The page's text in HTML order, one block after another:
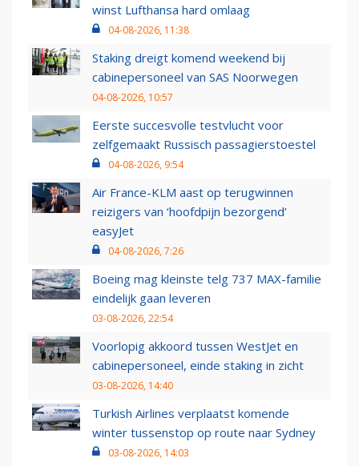
winst Lufthansa hard omlaag
04-08-2026, 11:38
Staking dreigt komend weekend bij
cabinepersoneel van SAS Noorwegen
04-08-2026, 10:57
Eerste succesvolle testvlucht voor
zelfgemaakt Russisch passagierstoestel
04-08-2026, 9:54
Air France-KLM aast op terugwinnen
reizigers van ‘hoofdpijn bezorgend’
easyJet
04-08-2026, 7:26
Boeing mag kleinste telg 737 MAX-familie
eindelijk gaan leveren
03-08-2026, 22:54
Voorlopig akkoord tussen WestJet en
cabinepersoneel, einde staking in zicht
03-08-2026, 14:40
Turkish Airlines verplaatst komende
winter tussenstop op route naar Sydney
03-08-2026, 14:03